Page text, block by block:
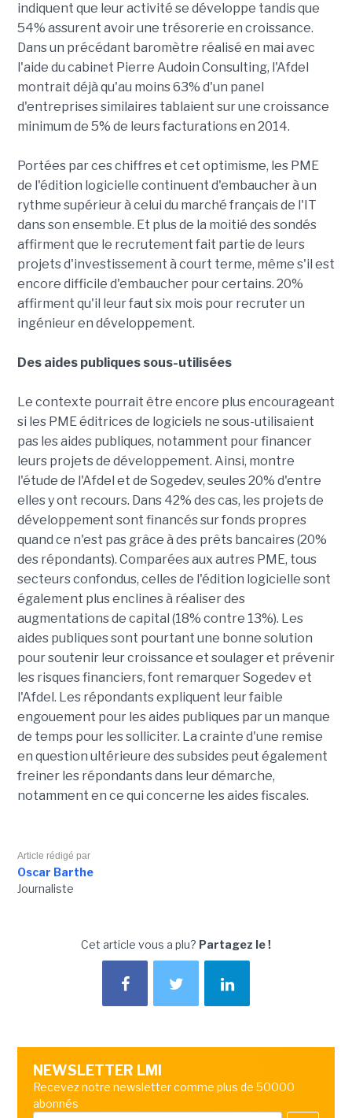
indiquent que leur activité se développe tandis que
54% assurent avoir une trésorerie en croissance.
Dans un précédant baromètre réalisé en mai avec
l'aide du cabinet Pierre Audoin Consulting, l'Afdel
montrait déjà qu'au moins 63% d'un panel
d'entreprises similaires tablaient sur une croissance
minimum de 5% de leurs facturations en 2014.
Portées par ces chiffres et cet optimisme, les PME
de l'édition logicielle continuent d'embaucher à un
rythme supérieur à celui du marché français de l'IT
dans son ensemble. Et plus de la moitié des sondés
affirment que le recrutement fait partie de leurs
projets d'investissement à court terme, même s'il est
encore difficile d'embaucher pour certains. 20%
affirment qu'il leur faut six mois pour recruter un
ingénieur en développement.
Des aides publiques sous-utilisées
Le contexte pourrait être encore plus encourageant
si les PME éditrices de logiciels ne sous-utilisaient
pas les aides publiques, notamment pour financer
leurs projets de développement. Ainsi, montre
l'étude de l'Afdel et de Sogedev, seules 20% d'entre
elles y ont recours. Dans 42% des cas, les projets de
développement sont financés sur fonds propres
quand ce n'est pas grâce à des prêts bancaires (20%
des répondants). Comparées aux autres PME, tous
secteurs confondus, celles de l'édition logicielle sont
également plus enclines à réaliser des
augmentations de capital (18% contre 13%). Les
aides publiques sont pourtant une bonne solution
pour soutenir leur croissance et soulager et prévenir
les risques financiers, font remarquer Sogedev et
l'Afdel. Les répondants expliquent leur faible
engouement pour les aides publiques par un manque
de temps pour les solliciter. La crainte d'une remise
en question ultérieure des subsides peut également
freiner les répondants dans leur démarche,
notamment en ce qui concerne les aides fiscales.
Article rédigé par
Oscar Barthe
Journaliste
Cet article vous a plu? Partagez le !
NEWSLETTER LMI
Recevez notre newsletter comme plus de 50000
abonnés